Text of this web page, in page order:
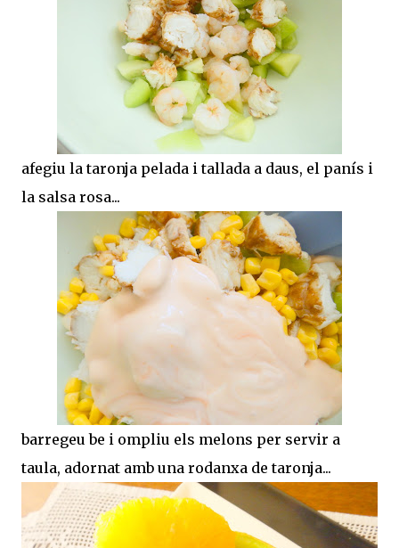
afegiu la taronja pelada i tallada a daus, el panís i
la salsa rosa...
barregeu be i ompliu els melons per servir a
taula, adornat amb una rodanxa de taronja...